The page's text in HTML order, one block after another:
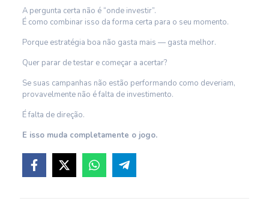
A pergunta certa não é “onde investir”.
É como combinar isso da forma certa para o seu momento.
Porque estratégia boa não gasta mais — gasta melhor.
Quer parar de testar e começar a acertar?
Se suas campanhas não estão performando como deveriam,
provavelmente não é falta de investimento.
É falta de direção.
E isso muda completamente o jogo.